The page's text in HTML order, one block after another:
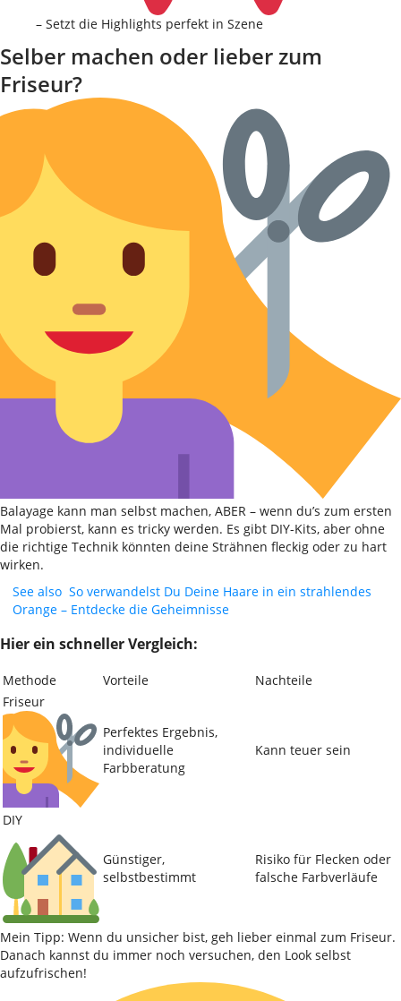
– Setzt die Highlights perfekt in Szene
Selber machen oder lieber zum
Friseur?
Balayage kann man selbst machen, ABER – wenn du’s zum ersten
Mal probierst, kann es tricky werden. Es gibt DIY-Kits, aber ohne
die richtige Technik könnten deine Strähnen fleckig oder zu hart
wirken.
See also So verwandelst Du Deine Haare in ein strahlendes
Orange – Entdecke die Geheimnisse
Hier ein schneller Vergleich:
Methode Vorteile
Nachteile
Friseur
Perfektes Ergebnis,
individuelle
Farbberatung
Kann teuer sein
DIY
Günstiger,
selbstbestimmt
Risiko für Flecken oder
falsche Farbverläufe
Mein Tipp: Wenn du unsicher bist, geh lieber einmal zum Friseur.
Danach kannst du immer noch versuchen, den Look selbst
aufzufrischen!